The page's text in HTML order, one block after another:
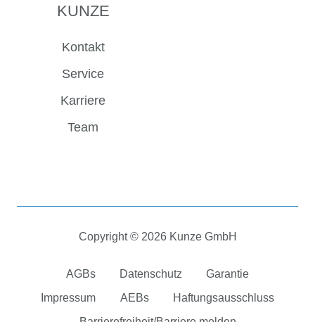
KUNZE
Kontakt
Service
Karriere
Team
Copyright © 2026 Kunze GmbH
AGBs Datenschutz
Garantie
Impressum
AEBs
Haftungsausschluss